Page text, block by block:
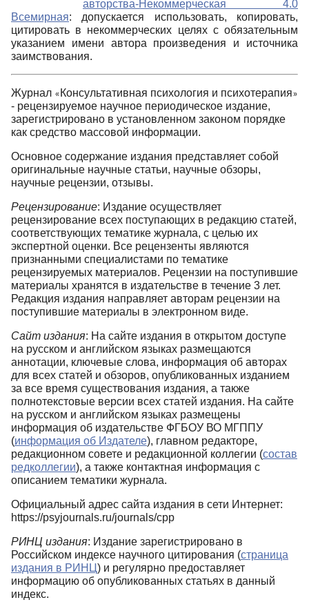
авторства-Некоммерческая 4.0
Всемирная: допускается использовать, копировать,
цитировать в некоммерческих целях с обязательным
указанием имени автора произведения и источника
заимствования.
Журнал « Консультативная психология и психотерапия»
- рецензируемое научное периодическое издание,
зарегистрировано в установленном законом порядке
как средство массовой информации.
Основное содержание издания представляет собой
оригинальные научные статьи, научные обзоры,
научные рецензии, отзывы.
Рецензирование: Издание осуществляет
рецензирование всех поступающих в редакцию статей,
соответствующих тематике журнала, с целью их
экспертной оценки. Все рецензенты являются
признанными специалистами по тематике
рецензируемых материалов. Рецензии на поступившие
материалы хранятся в издательстве в течение 3 лет.
Редакция издания направляет авторам рецензии на
поступившие материалы в электронном виде.
Сайт издания: На сайте издания в открытом доступе
на русском и английском языках размещаются
аннотации, ключевые слова, информация об авторах
для всех статей и обзоров, опубликованных изданием
за все время существования издания, а также
полнотекстовые версии всех статей издания. На сайте
на русском и английском языках размещены
информация об издательстве ФГБОУ ВО МГППУ
(информация об Издателе), главном редакторе,
редакционном совете и редакционной коллегии (состав
редколлегии), а также контактная информация с
описанием тематики журнала.
Официальный адрес сайта издания в сети Интернет:
https://psyjournals.ru/journals/cpp
РИНЦ издания: Издание зарегистрировано в
Российском индексе научного цитирования (страница
издания в РИНЦ) и регулярно предоставляет
информацию об опубликованных статьях в данный
индекс.